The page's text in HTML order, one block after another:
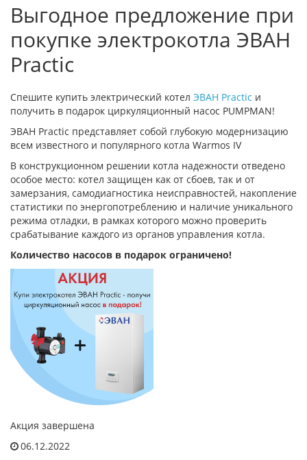
Выгодное предложение при
покупке электрокотла ЭВАН
Practic
Спешите купить электрический котел ЭВАН Practic и
получить в подарок циркуляционный насос PUMPMAN!
ЭВАН Practic представляет собой глубокую модернизацию
всем известного и популярного котла Warmos IV
В конструкционном решении котла надежности отведено
особое место: котел защищен как от сбоев, так и от
замерзания, самодиагностика неисправностей, накопление
статистики по энергопотреблению и наличие уникального
режима отладки, в рамках которого можно проверить
срабатывание каждого из органов управления котла.
Количество насосов в подарок ограничено!
Акция завершена
06.12.2022